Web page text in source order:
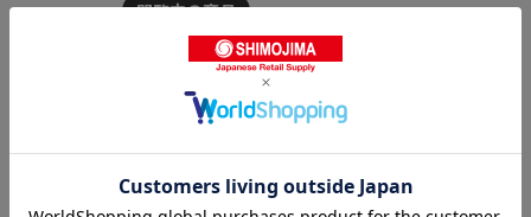
商品名
UK 18-8 片手ハン